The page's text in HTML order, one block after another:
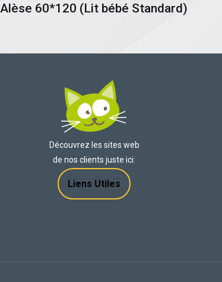
Alèse 60*120 (Lit bébé Standard)
Découvrez les sites web
de nos clients juste ici:
Liens Utiles